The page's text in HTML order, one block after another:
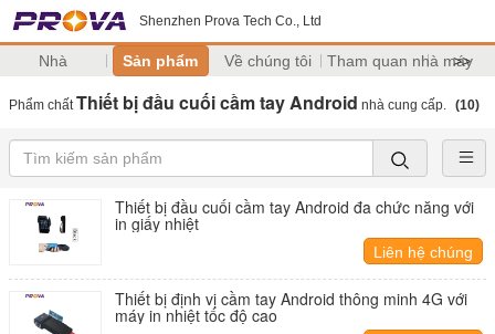
Shenzhen Prova Tech Co., Ltd
Nhà Sản phẩm Về chúng tôi Tham quan nhà máy
>>
Phẩm chấtThiết bị đầu cuối cầm tay Android nhà cung cấp. (10)
Thiết bị đầu cuối cầm tay Android đa chức năng với
in giấy nhiệt
Liên hệ chúng
tôi
Thiết bị định vị cầm tay Android thông minh 4G với
máy in nhiệt tốc độ cao